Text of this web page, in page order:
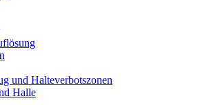
und Halteverbotszonen
Halle